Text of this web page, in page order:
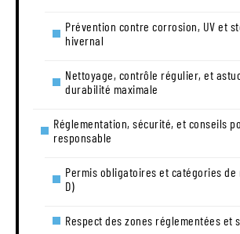
Prévention contre corrosion, UV et
hivernal
Nettoyage, contrôle régulier, et
durabilité maximale
Réglementation, sécurité, et conseils
responsable
Permis obligatoires et catégories de
D)
Respect des zones réglementées et